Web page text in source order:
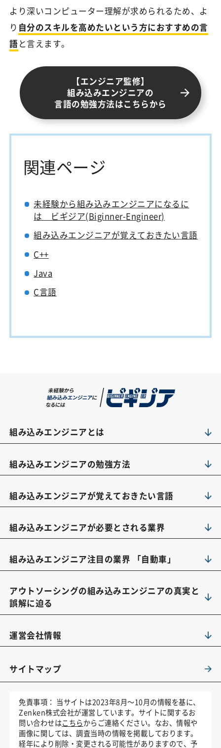
より深いコンピューター理解が求められるため、よ
り 自分のスキルを高めたいという方におすすめの言
語と言えます。
【エンジニア監修】
組み込みエンジニアの
言語の勉強方法はこちらから
関連ページ
未経験から組み込みエンジニアになるに
は ビギジア(Biginner-Engineer)
組み込みエンジニアが覚えておきたい言語
C++
Java
C言語
組み込みエンジニアとは
組み込みエンジニアの勉強方法
組み込みエンジニアが覚えておきたい言語
組み込みエンジニアが必要とされる業界
組み込みエンジニア注目の業界 「自動車」
アウトソーシングの組み込みエンジニアの真実と
誤解に迫る
運営会社情報
サイトマップ
免責事項： 当サイトは2023年8月～10月の情報を基に、
Zenken株式会社が運営しています。サイトに関するお
問い合わせはこちらからご連絡ください。なお、情報や
画像に関しては、調査当時の情報を掲載しております。
経年により削除・変更される可能性がありますので、予